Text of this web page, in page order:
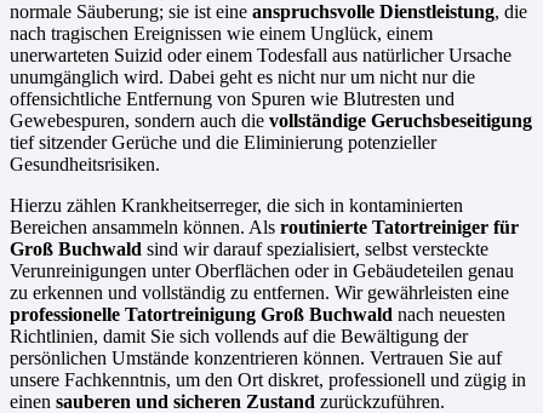
normale Säuberung; sie ist eine anspruchsvolle Dienstleistung, die
nach tragischen Ereignissen wie einem Unglück, einem
unerwarteten Suizid oder einem Todesfall aus natürlicher Ursache
unumgänglich wird. Dabei geht es nicht nur um nicht nur die
offensichtliche Entfernung von Spuren wie Blutresten und
Gewebespuren, sondern auch die vollständige Geruchsbeseitigung
tief sitzender Gerüche und die Eliminierung potenzieller
Gesundheitsrisiken.
Hierzu zählen Krankheitserreger, die sich in kontaminierten
Bereichen ansammeln können. Als routinierte Tatortreiniger für
Groß Buchwald sind wir darauf spezialisiert, selbst versteckte
Verunreinigungen unter Oberflächen oder in Gebäudeteilen genau
zu erkennen und vollständig zu entfernen. Wir gewährleisten eine
professionelle Tatortreinigung Groß Buchwald nach neuesten
Richtlinien, damit Sie sich vollends auf die Bewältigung der
persönlichen Umstände konzentrieren können. Vertrauen Sie auf
unsere Fachkenntnis, um den Ort diskret, professionell und zügig in
einen sauberen und sicheren Zustand zurückzuführen.